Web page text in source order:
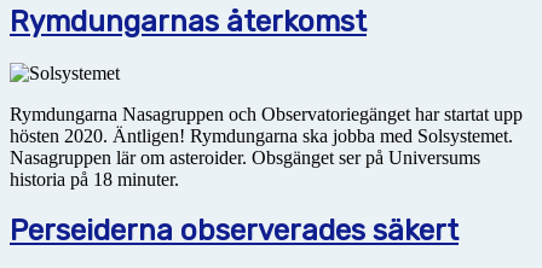
Rymdungarnas återkomst
Rymdungarna Nasagruppen och Observatoriegänget har startat upp
hösten 2020. Äntligen! Rymdungarna ska jobba med Solsystemet.
Nasagruppen lär om asteroider. Obsgänget ser på Universums
historia på 18 minuter.
Perseiderna observerades säkert